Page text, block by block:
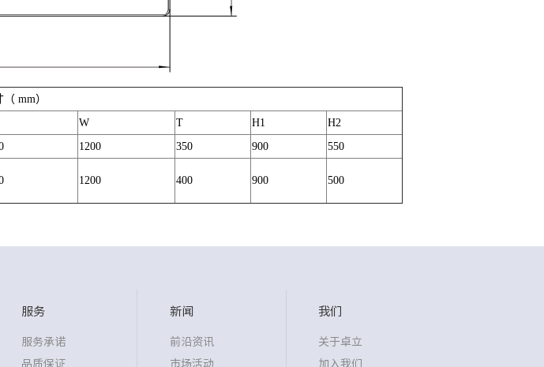
mm）
W T H1
H2
1200 350 900
550
1200 400 900 500
服务
服务承诺
品质保证
新闻
前沿资讯
市场活动
我们
关于卓立
加入我们